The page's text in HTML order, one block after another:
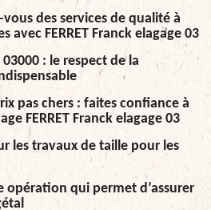
des services de qualité à
avec FERRET Franck elagage 03
: le respect de la
pas chers : faites confiance à
FERRET Franck elagage 03
les travaux de taille pour les
opération qui permet d’assurer